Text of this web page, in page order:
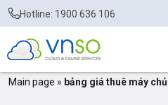
Hotline: 1900 636 106
Main page » bảng giá thuê máy chủ